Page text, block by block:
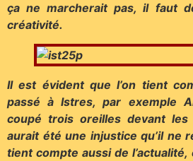
ça ne marcherait pas, il faut
créativité.
Il est évident que l’on tient
passé à Istres, par exemple
coupé trois oreilles devant
aurait été une injustice qu’il ne
tient compte aussi de